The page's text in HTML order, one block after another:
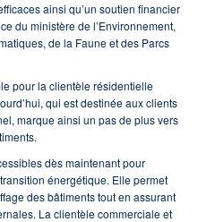
ainsi qu’un soutien financier
du ministère de l’Environnement,
de la Faune et des Parcs
pour la clientèle résidentielle
qui est destinée aux clients
marque ainsi un pas de plus vers
dès maintenant pour
énergétique. Elle permet
des bâtiments tout en assurant
La clientèle commerciale et